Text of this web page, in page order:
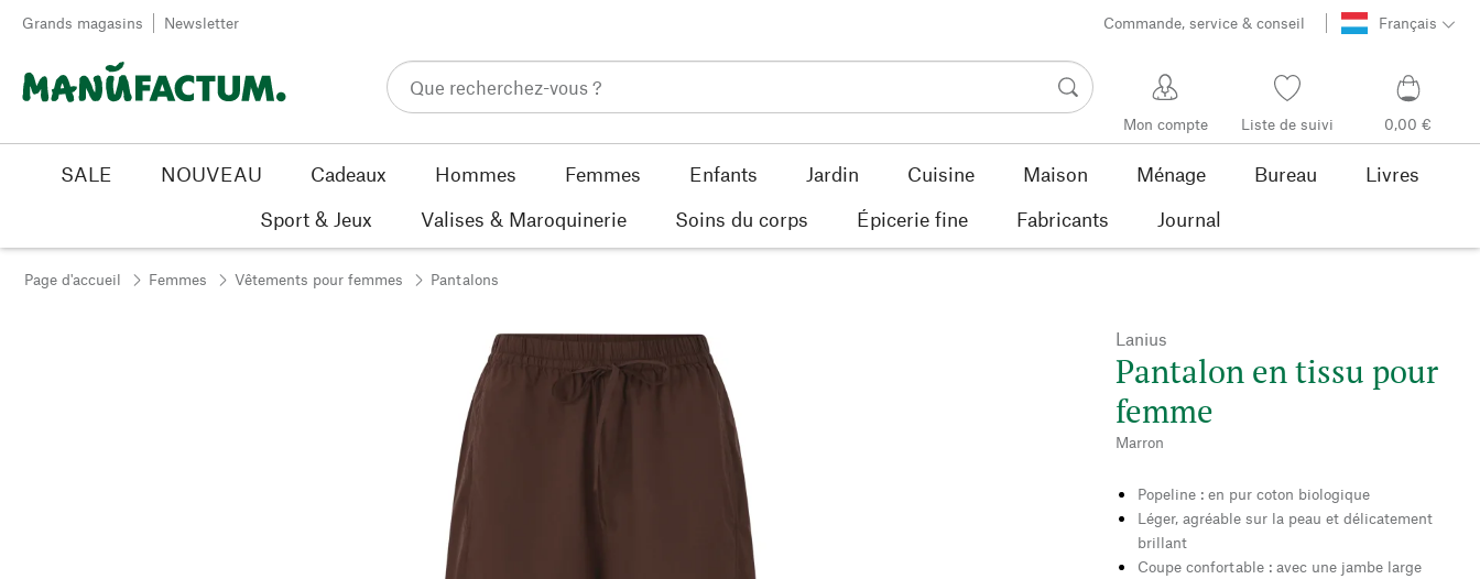
Passer au contenu
Grands magasins Newsletter Commande, service & conseil Français
Mon compte Liste de suivi 0,00 €
SALE NOUVEAU Cadeaux Hommes Femmes Enfants Jardin Cuisine Maison Ménage Bureau
Livres
Sport & Jeux
Valises & Maroquinerie Soins du corps Épicerie fine Fabricants Journal
Page d'accueil Femmes Vêtements pour femmes Pantalons
Lanius
Pantalon en tissu pour
femme
Marron
Popeline : en pur coton biologique
Léger, agréable sur la peau et délicatement
brillant
Coupe confortable : avec une jambe large